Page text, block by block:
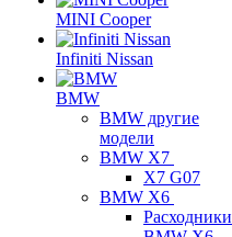
MINI Cooper
Infiniti Nissan
BMW
BMW другие
модели
BMW X7
X7 G07
BMW X6
Расходники